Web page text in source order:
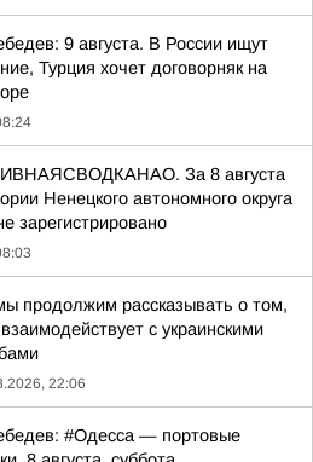
9 августа. В России ищут
Турция хочет договорняк на
За 8 августа
Ненецкого автономного округа
зарегистрировано
продолжим рассказывать о том,
с украинскими
22:06
#Одесса — портовые